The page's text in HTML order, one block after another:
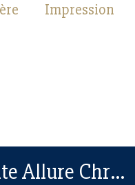
Impression
Waterman Graduate Allure Chrome CT